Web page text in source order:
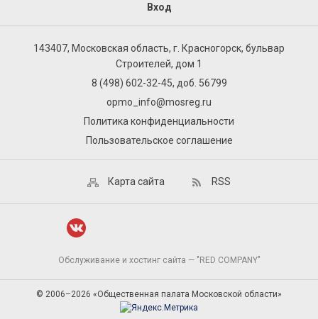
Вход
143407, Московская область, г. Красногорск, бульвар
Строителей, дом 1
8 (498) 602-32-45, доб. 56799
opmo_info@mosreg.ru
Политика конфиденциальности
Пользовательское соглашение
Карта сайта RSS
Обслуживание и хостинг сайта — "RED COMPANY"
© 2006–2026 «Общественная палата Московской области»